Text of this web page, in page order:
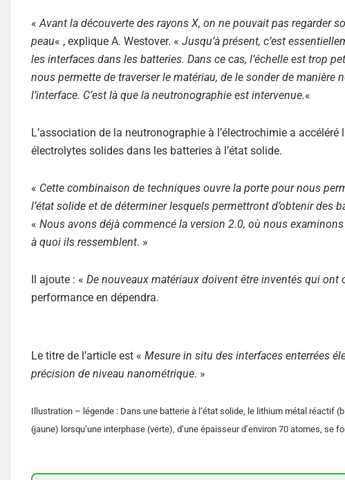
«Avant la découverte des rayons X, on ne pouvait pas regarder
peau« , explique A. Westover. « Jusqu’à présent, c’est
les interfaces dans les batteries. Dans ce cas, l’échelle est trop
nous permette de traverser le matériau, de le sonder de
l’interface. C’est là que la neutronographie est intervenue.«
L’association de la neutronographie à l’électrochimie a
électrolytes solides dans les batteries à l’état solide.
« Cette combinaison de techniques ouvre la porte pour nous
l’état solide et de déterminer lesquels permettront d’obtenir des
« Nous avons déjà commencé la version 2.0, où nous
à quoi ils ressemblent. »
Il ajoute : « De nouveaux matériaux doivent être inventés qui ont
performance en dépendra.
Le titre de l’article est « Mesure in situ des interfaces enterrées
précision de niveau nanométrique. »
Illustration – légende : Dans une batterie à l’état solide, le lithium métal réactif
(jaune) lorsqu’une interphase (verte), d’une épaisseur d’environ 70 atomes, se